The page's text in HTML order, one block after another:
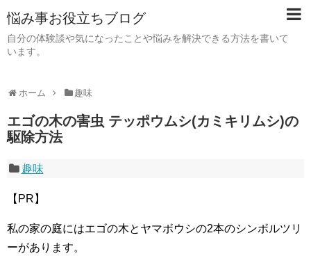
悩み事お役立ちブログ
自分の体験談や気になったことや悩みを解決できる方法を書いて
います。
ホーム 趣味
エゴの木の害虫 テッポウムシ(カミキリムシ)の
駆除方法
趣味
【PR】
私の家の庭にはエゴの木とヤマボウシの2本のシンボルツリ
ーがあります。